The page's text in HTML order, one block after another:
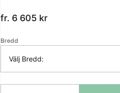
fr. 6 605 kr
Bredd
Välj Bredd: